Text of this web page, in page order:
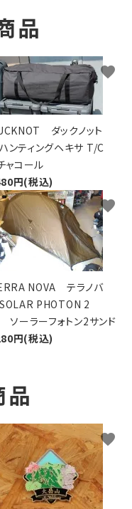
品
ダックノット
ティングヘキサ T/C
ャコール
円(税込)
favorite
NOVA テラノバ
PHOTON 2
ーラーフォトン2サンド
円(税込)
favorite
品
favorite